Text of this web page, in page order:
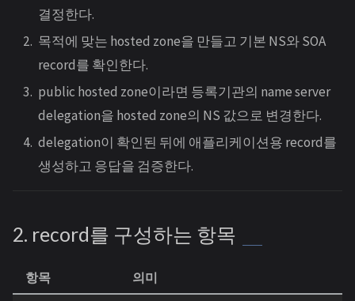
결정한다.
목적에 맞는 hosted zone을 만들고 기본 NS와 SOA
record를 확인한다.
public hosted zone이라면 등록기관의 name server
delegation을 hosted zone의 NS 값으로 변경한다.
delegation이 확인된 뒤에 애플리케이션용 record를
생성하고 응답을 검증한다.
2. record를 구성하는 항목
항목 의미